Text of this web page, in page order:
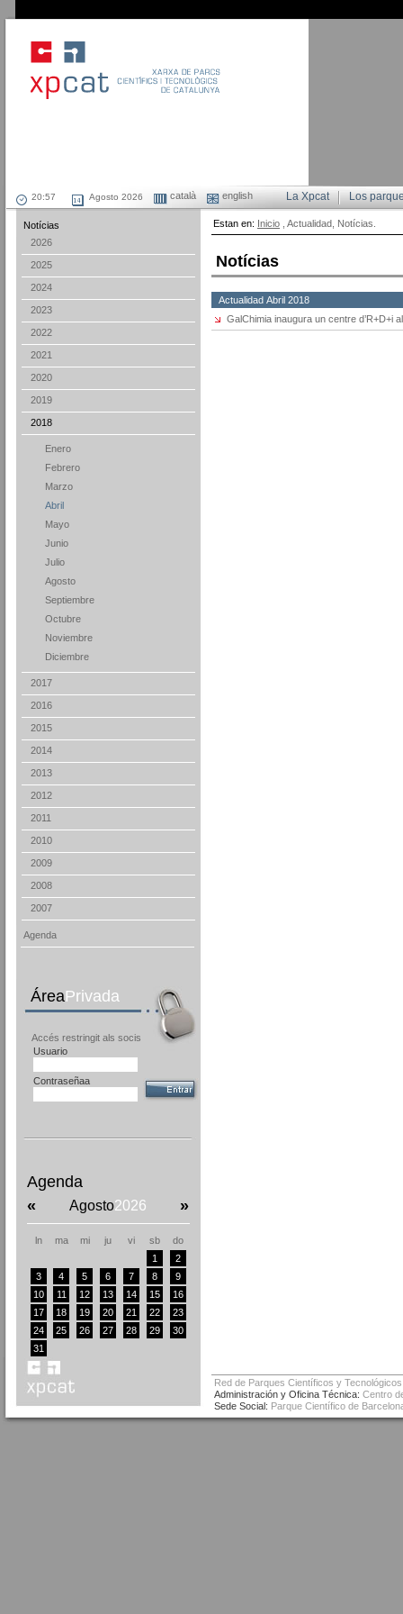
Agosto 2026 català english Los
La Xpcat
Notícias
2026
2025
2024
2023
2022
2021
2020
2019
2018
Enero
Febrero
Marzo
Abril
Mayo
Junio
Julio
Agosto
Septiembre
Octubre
Noviembre
Diciembre
2017
2016
2015
2014
2013
2012
2011
2010
2009
2008
2007
Agenda
ÁreaPrivada
Accés restringit als socis
Usuario
Contraseñaa
Agenda
«
Agosto2026 »
ln ma mi ju vi sb
do
1
2
3
4 5 6 7 8
9
10
11 12 13 14 15
16
17
18 19 20 21 22
23
24
25 26 27 28 29
30
31
Estan en: Inicio , Actualidad, Notícias.
Notícias
Actualidad Abril 2018
GalChimia inaugura un centre d’R+D+i
Red de Parques Científicos y
Administración y Oficina Técnica: Centro
Sede Social: Parque Científico de